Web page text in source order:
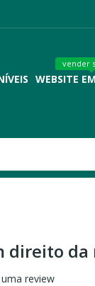
WEBSITE
vender
direito da
review